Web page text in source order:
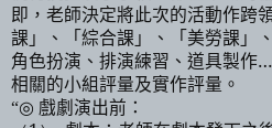
即，老師決定將此次的活動作跨
課」、「綜合課」、「美勞課」
角色扮演、排演練習、道具製作
相關的小組評量及實作評量。
“◎ 戲劇演出前：